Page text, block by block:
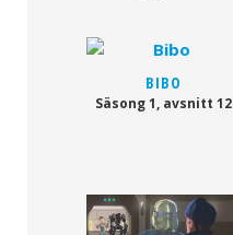
BIBO
Säsong 1, avsnitt 12